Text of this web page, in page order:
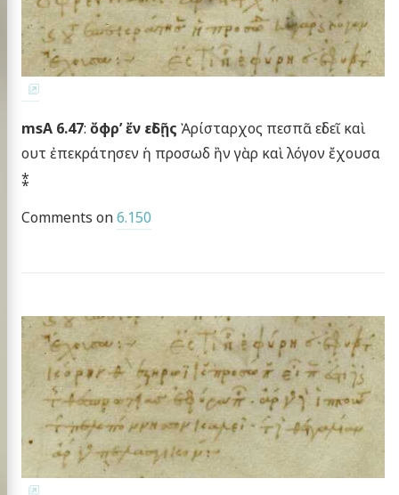
msA 6.47: ὄφρ’ ἔν εἰδῇς Ἀρίσταρχος πεσπᾶ εἰδεῖ καὶ
ουτ ἐπεκράτησεν ἡ προσωδ ἢν γὰρ καὶ λόγον ἔχουσα
⁑
Comments on6.150